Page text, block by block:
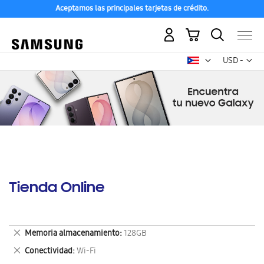
Aceptamos las principales tarjetas de crédito.
USD -
dólar
Mi carrito
Tienda Online
Memoria almacenamiento 128GB
Eliminar
este
artículo
Conectividad Wi-Fi
Eliminar